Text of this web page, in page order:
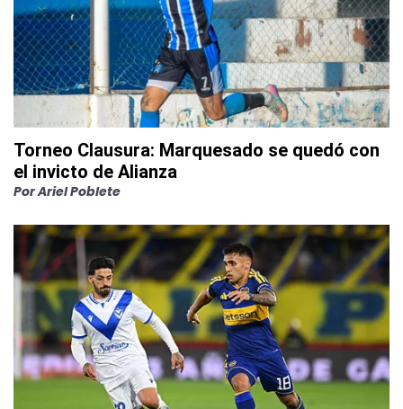
Torneo Clausura: Marquesado se quedó con
el invicto de Alianza
PorAriel Poblete